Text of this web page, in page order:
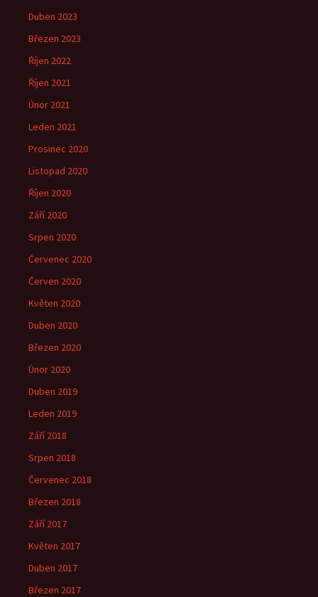
Duben 2023
Březen 2023
Říjen 2022
Říjen 2021
Únor 2021
Leden 2021
Prosinec 2020
Listopad 2020
Říjen 2020
Září 2020
Srpen 2020
Červenec 2020
Červen 2020
Květen 2020
Duben 2020
Březen 2020
Únor 2020
Duben 2019
Leden 2019
Září 2018
Srpen 2018
Červenec 2018
Březen 2018
Září 2017
Květen 2017
Duben 2017
Březen 2017